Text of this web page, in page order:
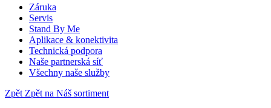
Záruka
Servis
Stand By Me
Aplikace & konektivita
Technická podpora
Naše partnerská síť
Všechny naše služby
Zpět Zpět na Náš sortiment